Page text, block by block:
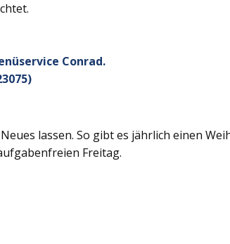
Conrad.
lassen. So gibt es jährlich einen
Freitag.